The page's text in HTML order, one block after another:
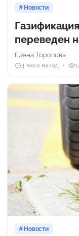
Новости
переведен
Елена Торопова
4 часа назад
Новости